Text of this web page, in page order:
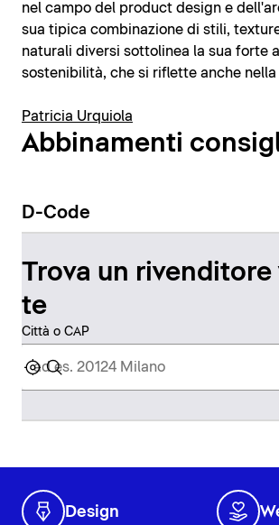
nel campo del product design e
sua tipica combinazione di stili,
naturali diversi sottolinea la sua forte
sostenibilità, che si riflette anche nella
Patricia Urquiola
Abbinamenti
D-Code
Trova un rivenditore
te
Città o CAP
Design